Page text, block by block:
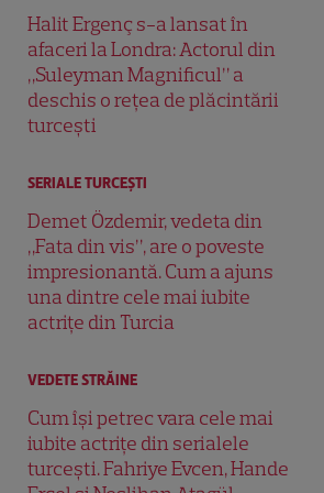
Halit Ergenç s-a lansat în
afaceri la Londra: Actorul din
„Suleyman Magnificul” a
deschis o rețea de plăcintării
turcești
SERIALE TURCEŞTI
Demet Özdemir, vedeta din
„Fata din vis”, are o poveste
impresionantă. Cum a ajuns
una dintre cele mai iubite
actrițe din Turcia
VEDETE STRĂINE
Cum își petrec vara cele mai
iubite actrițe din serialele
turcești. Fahriye Evcen, Hande